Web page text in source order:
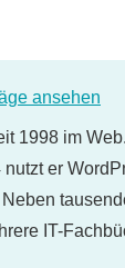
ansehen
1998 im
er
IT-